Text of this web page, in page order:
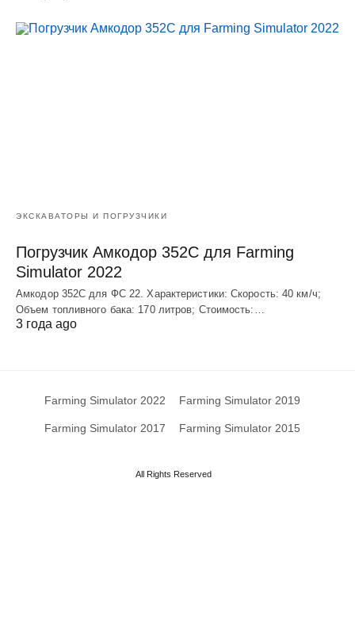
ЭКСКАВАТОРЫ И ПОГРУЗЧИКИ
Погрузчик Амкодор 352С для Farming
Simulator 2022
Амкодор 352С для ФС 22. Характеристики: Скорость: 40 км/ч;
Объем топливного бака: 170 литров; Стоимость:…
3 года ago
Farming Simulator 2022 Farming Simulator 2019
Farming Simulator 2017 Farming Simulator 2015
All Rights Reserved